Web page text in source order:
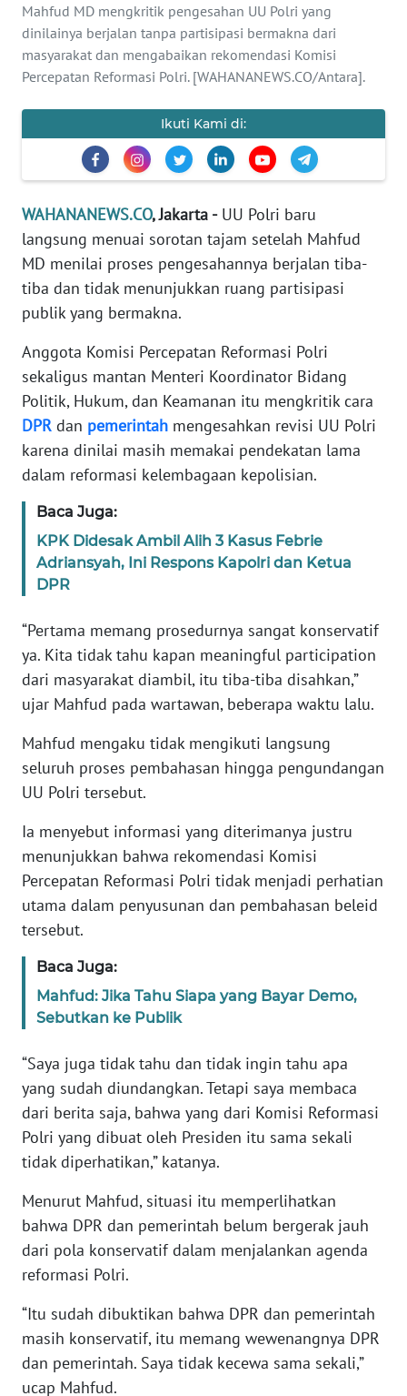
Mahfud MD mengkritik pengesahan UU Polri yang
dinilainya berjalan tanpa partisipasi bermakna dari
masyarakat dan mengabaikan rekomendasi Komisi
Percepatan Reformasi Polri. [WAHANANEWS.CO/Antara].
Ikuti Kami di:
WAHANANEWS.CO, Jakarta -UU Polri baru
langsung menuai sorotan tajam setelah Mahfud
MD menilai proses pengesahannya berjalan tiba-
tiba dan tidak menunjukkan ruang partisipasi
publik yang bermakna.
Anggota Komisi Percepatan Reformasi Polri
sekaligus mantan Menteri Koordinator Bidang
Politik, Hukum, dan Keamanan itu mengkritik cara
DPR dan pemerintah mengesahkan revisi UU Polri
karena dinilai masih memakai pendekatan lama
dalam reformasi kelembagaan kepolisian.
Baca Juga:
KPK Didesak Ambil Alih 3 Kasus Febrie
Adriansyah, Ini Respons Kapolri dan Ketua
DPR
“Pertama memang prosedurnya sangat konservatif
ya. Kita tidak tahu kapan meaningful participation
dari masyarakat diambil, itu tiba-tiba disahkan,”
ujar Mahfud pada wartawan, beberapa waktu lalu.
Mahfud mengaku tidak mengikuti langsung
seluruh proses pembahasan hingga pengundangan
UU Polri tersebut.
Ia menyebut informasi yang diterimanya justru
menunjukkan bahwa rekomendasi Komisi
Percepatan Reformasi Polri tidak menjadi perhatian
utama dalam penyusunan dan pembahasan beleid
tersebut.
Baca Juga:
Mahfud: Jika Tahu Siapa yang Bayar Demo,
Sebutkan ke Publik
“Saya juga tidak tahu dan tidak ingin tahu apa
yang sudah diundangkan. Tetapi saya membaca
dari berita saja, bahwa yang dari Komisi Reformasi
Polri yang dibuat oleh Presiden itu sama sekali
tidak diperhatikan,” katanya.
Menurut Mahfud, situasi itu memperlihatkan
bahwa DPR dan pemerintah belum bergerak jauh
dari pola konservatif dalam menjalankan agenda
reformasi Polri.
“Itu sudah dibuktikan bahwa DPR dan pemerintah
masih konservatif, itu memang wewenangnya DPR
dan pemerintah. Saya tidak kecewa sama sekali,”
ucap Mahfud.
OLAHRAGA
OPINI
Informasi
INDEKS
BERITA
KONTAK
KAMI
INFO
IKLAN
TENTANG
MEDIA
REDAKSI
KARIR
DISCLAIMER
Wahana
News
Regional
WN
JAKARTA
WN
WN
BANTEN
WN
NTT
WN
KEPRI
WN
PAPUA
WN
BARAT
WN
RIAU